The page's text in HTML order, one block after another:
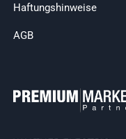
Haftungshinweise
AGB